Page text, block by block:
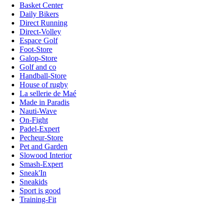
Basket Center
Daily Bikers
Direct Running
Direct-Volley
Espace Golf
Foot-Store
Galop-Store
Golf and co
Handball-Store
House of rugby
La sellerie de Maé
Made in Paradis
Nauti-Wave
On-Fight
Padel-Expert
Pecheur-Store
Pet and Garden
Slowood Interior
Smash-Expert
Sneak'In
Sneakids
Sport is good
Training-Fit